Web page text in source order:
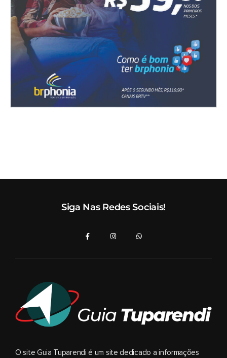
Siga Nas Redes Sociais!
O site Guia Tuparendi é um site dedicado a informações